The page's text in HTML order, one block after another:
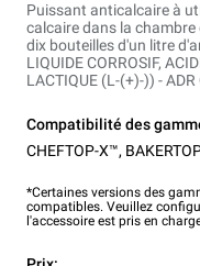
Puissant anticalcaire à
calcaire dans la
dix bouteilles d'un litre
LIQUIDE CORROSIF,
LACTIQUE (L-(+)-)) -
Compatibilité des
CHEFTOP-X™,
*Certaines versions des
compatibles. Veuillez
l'accessoire est pris en